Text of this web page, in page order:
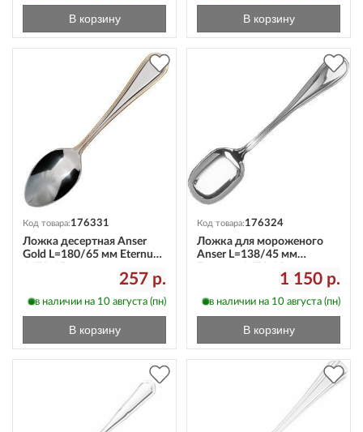
В корзину В корзину
Код товара:176331
Ложка десертная Anser
Gold L=180/65 мм Eternum
257 р.
в наличии на 10 августа (пн)
В корзину
Код товара:176324
Ложка для мороженого
Anser L=138/45 мм
1 150 р.
в наличии на 10 августа (пн)
В корзину